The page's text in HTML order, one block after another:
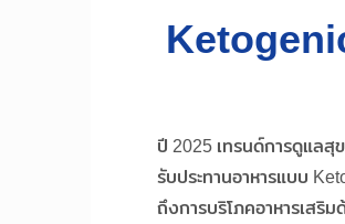
ปี 2025 เทรนด์การดูแลสุ
รับประทานอาหารแบบ
ถึงการบริโภคอาหารเสริ